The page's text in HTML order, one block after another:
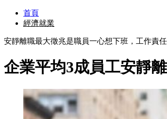
首頁
經濟就業
安靜離職最大徵兆是職員一心想下班，工作責
企業平均3成員工安靜